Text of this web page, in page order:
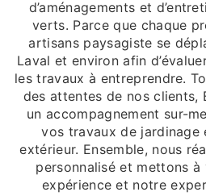
d’aménagements et
verts. Parce que chaque
artisans paysagiste se
Laval et environ afin
les travaux à entreprendre.
des attentes de nos clients,
un accompagnement sur-
vos travaux de jardinage
extérieur. Ensemble, nous
personnalisé et mettons
expérience et notre